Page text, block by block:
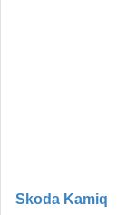
Skoda Kamiq